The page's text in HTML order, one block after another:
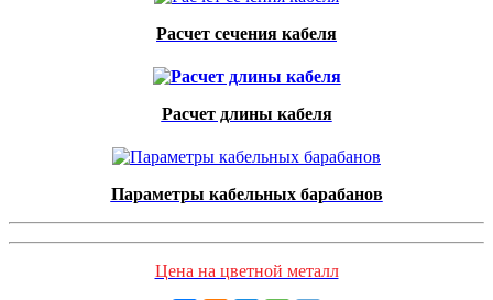
Расчет сечения кабеля
Расчет длины кабеля
Параметры кабельных барабанов
Цена на цветной металл